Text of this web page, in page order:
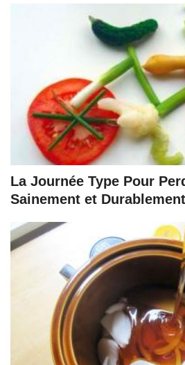
La Journée Type Pour
Sainement et